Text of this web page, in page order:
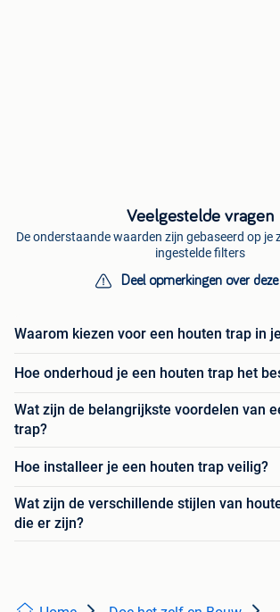
Veelgestelde vragen
De onderstaande waarden zijn gebaseerd op je
ingestelde filters
Deel opmerkingen over
Waarom kiezen voor een houten trap in
Hoe onderhoud je een houten trap het
Wat zijn de belangrijkste voordelen van
trap?
Hoe installeer je een houten trap veilig?
Wat zijn de verschillende stijlen van
die er zijn?